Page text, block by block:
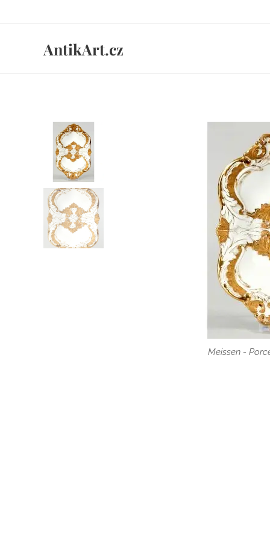
AntikArt.cz
Meissen -